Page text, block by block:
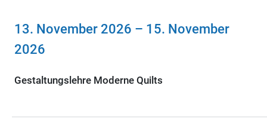
13. November 2026 – 15. November
2026
Gestaltungslehre Moderne Quilts